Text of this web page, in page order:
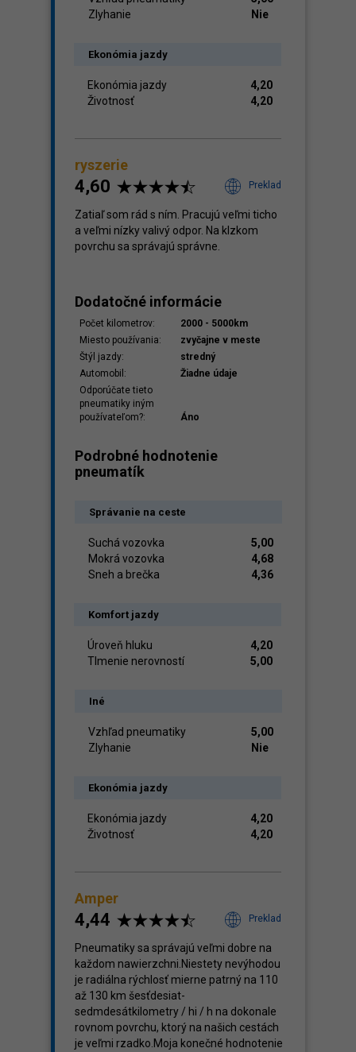
Zlyhanie
Nie
Ekonómia jazdy
Ekonómia jazdy
4,20
Životnosť
4,20
ryszerie
4,60 Preklad
Zatiaľ som rád s ním. Pracujú veľmi ticho
a veľmi nízky valivý odpor. Na klzkom
povrchu sa správajú správne.
Dodatočné informácie
Počet kilometrov:
2000 - 5000km
Miesto používania:
zvyčajne v meste
Štýl jazdy:
stredný
Automobil:
Žiadne údaje
Odporúčate tieto
pneumatiky iným
používateľom?:
Áno
Podrobné hodnotenie
pneumatík
Správanie na ceste
Suchá vozovka
5,00
Mokrá vozovka
4,68
Sneh a brečka
4,36
Komfort jazdy
Úroveň hluku
4,20
Tlmenie nerovností
5,00
Iné
Vzhľad pneumatiky
5,00
Zlyhanie
Nie
Ekonómia jazdy
Ekonómia jazdy
4,20
Životnosť
4,20
Amper
4,44 Preklad
Pneumatiky sa správajú veľmi dobre na
každom nawierzchni.Niestety nevýhodou
je radiálna rýchlosť mierne patrný na 110
až 130 km šesťdesiat-
sedmdesátkilometry / hi / h na dokonale
rovnom povrchu, ktorý na našich cestách
je veľmi rzadko.Moja konečné hodnotenie